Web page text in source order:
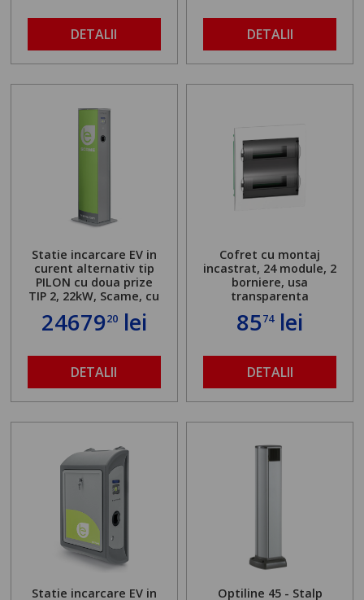
DETALII DETALII
Statie incarcare EV in
curent alternativ tip
PILON cu doua prize
TIP 2, 22kW, Scame, cu
server local
2467920lei
DETALII
Cofret cu montaj
incastrat, 24 module, 2
borniere, usa
transparenta
8574lei
DETALII
Statie incarcare EV in
Optiline 45 - Stalp